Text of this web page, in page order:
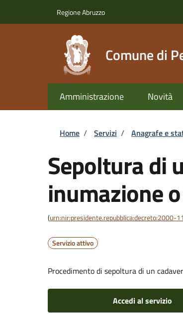
Regione Abruzzo
Comune di
Amministrazione Novità
Briciole di
Home / Servizi / Anagrafe e
Sepoltura di
inumazione
(urn:nir:presidente.repubblica:decreto:2000-
Servizio attivo
Procedimento di sepoltura di un
Accedi al servizio